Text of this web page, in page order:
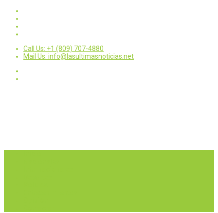
Call Us: +1 (809) 707-4880
Mail Us: info@lasultimasnoticias.net